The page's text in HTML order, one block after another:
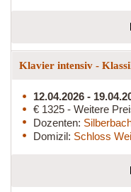
Klavier intensiv -
12.04.2026 -
€ 1325 - Weitere
Dozenten:
Domizil: Schloss